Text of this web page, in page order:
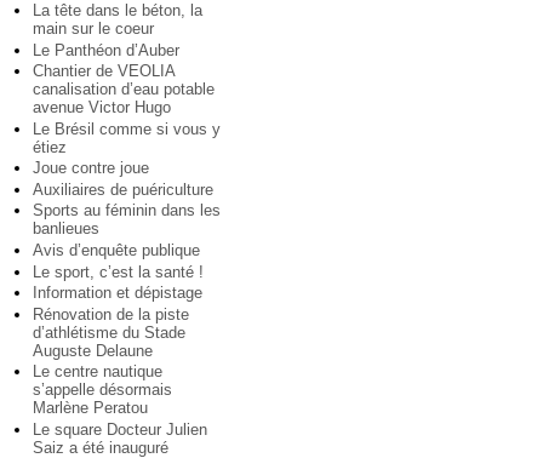
La tête dans le béton, la
main sur le coeur
Le Panthéon d’Auber
Chantier de VEOLIA
canalisation d’eau potable
avenue Victor Hugo
Le Brésil comme si vous y
étiez
Joue contre joue
Auxiliaires de puériculture
Sports au féminin dans les
banlieues
Avis d’enquête publique
Le sport, c’est la santé !
Information et dépistage
Rénovation de la piste
d’athlétisme du Stade
Auguste Delaune
Le centre nautique
s’appelle désormais
Marlène Peratou
Le square Docteur Julien
Saiz a été inauguré